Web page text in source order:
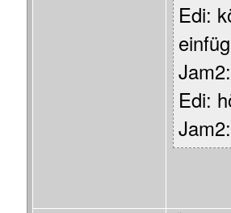
Edi:
Edi: